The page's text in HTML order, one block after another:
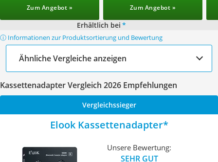
Zum Angebot » Zum Angebot »
Erhältlich bei *
ⓘ Informationen zur Produktsortierung und Bewertung
Ähnliche Vergleiche anzeigen
Kassettenadapter Vergleich 2026 Empfehlungen
Vergleichssieger
Elook Kassettenadapter
Unsere Bewertung:
SEHR GUT